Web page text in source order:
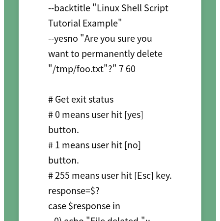
--backtitle "Linux Shell Script
Tutorial Example"
--yesno "Are you sure you
want to permanently delete
"/tmp/foo.txt"?" 7 60
# Get exit status
# 0 means user hit [yes]
button.
# 1 means user hit [no]
button.
# 255 means user hit [Esc] key.
response=$?
case $response in